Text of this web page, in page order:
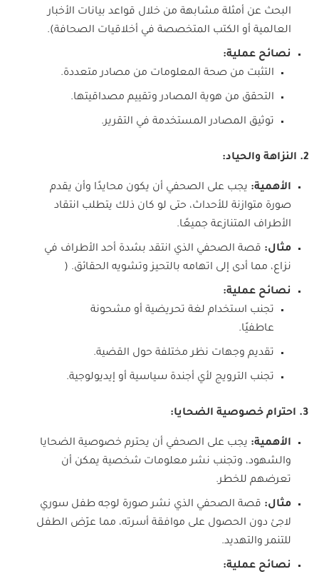
البحث عن أمثلة مشابهة من خلال قواعد بيانات الأخبار
العالمية أو الكتب المتخصصة في أخلاقيات الصحافة).
نصائح عملية:
التثبت من صحة المعلومات من مصادر متعددة.
التحقق من هوية المصادر وتقييم مصداقيتها.
توثيق المصادر المستخدمة في التقرير.
2. النزاهة والحياد:
الأهمية: يجب على الصحفي أن يكون محايدًا وأن يقدم
صورة متوازنة للأحداث، حتى لو كان ذلك يتطلب انتقاد
الأطراف المتنازعة جميعًا.
مثال: قصة الصحفي الذي انتقد بشدة أحد الأطراف في
نزاع، مما أدى إلى اتهامه بالتحيز وتشويه الحقائق. (
نصائح عملية:
تجنب استخدام لغة تحريضية أو مشحونة
عاطفيًا.
تقديم وجهات نظر مختلفة حول القضية.
تجنب الترويج لأي أجندة سياسية أو إيديولوجية.
3. احترام خصوصية الضحايا:
الأهمية: يجب على الصحفي أن يحترم خصوصية الضحايا
والشهود، وتجنب نشر معلومات شخصية يمكن أن
تعرضهم للخطر.
مثال: قصة الصحفي الذي نشر صورة لوجه طفل سوري
لاجئ دون الحصول على موافقة أسرته، مما عرّض الطفل
للتنمر والتهديد.
نصائح عملية: